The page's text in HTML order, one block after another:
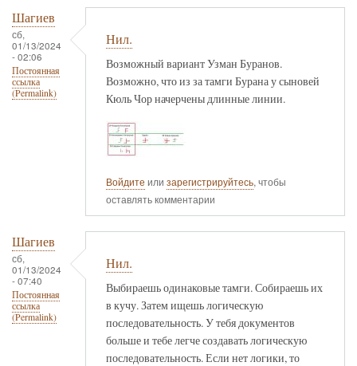
Шагиев
сб,
01/13/2024
- 02:06
Постоянная
ссылка
(Permalink)
Нил.
Возможный вариант Узман Буранов.
Возможно, что из за тамги Бурана у сыновей
Кюль Чор начерчены длинные линии.
Войдите или зарегистрируйтесь, чтобы
оставлять комментарии
Шагиев
сб,
01/13/2024
- 07:40
Постоянная
ссылка
(Permalink)
Нил.
Выбираешь одинаковые тамги. Собираешь их
в кучу. Затем ищешь логическую
последовательность. У тебя документов
больше и тебе легче создавать логическую
последовательность. Если нет логики, то